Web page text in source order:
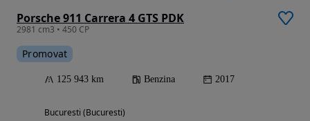
Porsche 911 Carrera 4 GTS PDK
2981 cm3 • 450 CP
Promovat
125 943 km Benzina 2017
Bucuresti (Bucuresti)